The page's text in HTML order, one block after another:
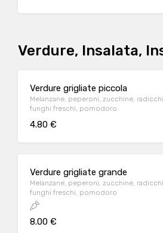
Verdure, Insalata,
Verdure grigliate piccola
Melanzane, peperoni, zucchine,
funghi freschi, pomodoro
4.80 €
Verdure grigliate grande
Melanzane, peperoni, zucchine,
funghi freschi, pomodoro
8.00 €